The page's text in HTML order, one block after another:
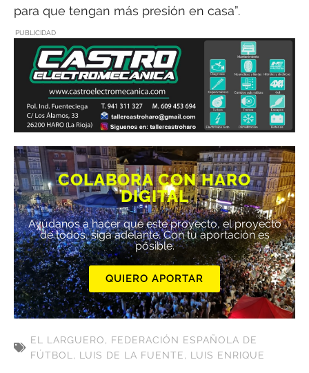
para que tengan más presión en casa”.
PUBLICIDAD
COLABORA CON HARO
DIGITAL
Ayúdanos a hacer que este proyecto, el proyecto
de todos, siga adelante. Con tu aportación es
posible.
QUIERO APORTAR
EL LARGUERO, FEDERACIÓN ESPAÑOLA DE
FÚTBOL , LUIS DE LA FUENTE, LUIS ENRIQUE